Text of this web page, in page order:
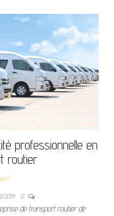
professionnelle en
routier
2019 0
de transport routier de